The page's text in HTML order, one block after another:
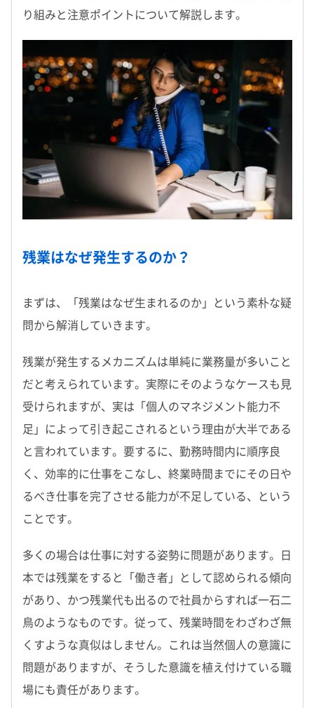
り組みと注意ポイントについて解説します。
残業はなぜ発生するのか？
まずは、「残業はなぜ生まれるのか」という素朴な疑
問から解消していきます。
残業が発生するメカニズムは単純に業務量が多いこと
だと考えられています。実際にそのようなケースも見
受けられますが、実は「個人のマネジメント能力不
足」によって引き起こされるという理由が大半である
と言われています。要するに、勤務時間内に順序良
く、効率的に仕事をこなし、終業時間までにその日や
るべき仕事を完了させる能力が不足している、という
ことです。
多くの場合は仕事に対する姿勢に問題があります。日
本では残業をすると「働き者」として認められる傾向
があり、かつ残業代も出るので社員からすれば一石二
鳥のようなものです。従って、残業時間をわざわざ無
くすような真似はしません。これは当然個人の意識に
問題がありますが、そうした意識を植え付けている職
場にも責任があります。